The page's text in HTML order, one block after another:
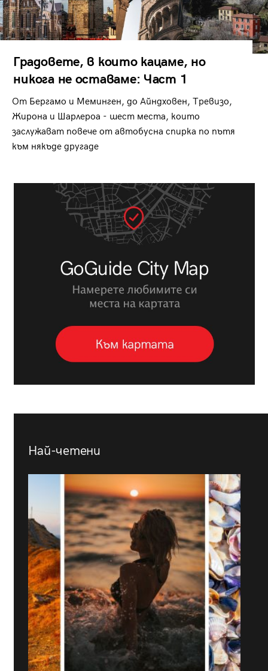
Градовете, в които кацаме, но
никога не оставаме: Част 1
От Бергамо и Меминген, до Айндховен, Тревизо,
Жирона и Шарлероа - шест места, които
заслужават повече от автобусна спирка по пътя
към някъде другаде
Най-четени